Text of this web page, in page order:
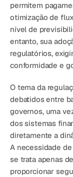
Carreiras
MORE
Stable Talks
About
Agende uma
permitem
otimização de
nível de
entanto, sua
regulatórios,
conformidade e
O tema da
debatidos entre
governos, uma
dos sistemas
diretamente a
A necessidade
se trata apenas
proporcionar